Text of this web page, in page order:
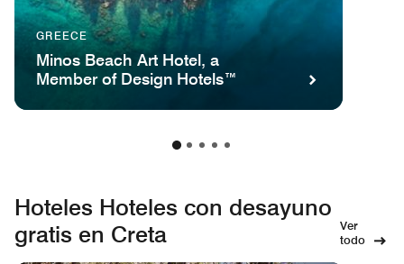
GREECE
Minos Beach Art Hotel, a
Member of Design Hotels™
Hoteles Hoteles con desayuno
gratis en Creta
Ver
todo